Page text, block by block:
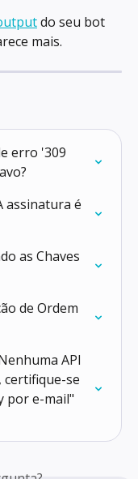
do seu bot
mais.
erro '309
assinatura é
as Chaves
de Ordem
API
certifique-se
por e-mail"